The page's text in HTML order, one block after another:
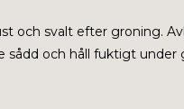
och svalt efter groning.
sådd och håll fuktigt under